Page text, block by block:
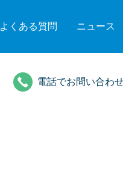
よくある質問 ニュース
電話でお問い合わ